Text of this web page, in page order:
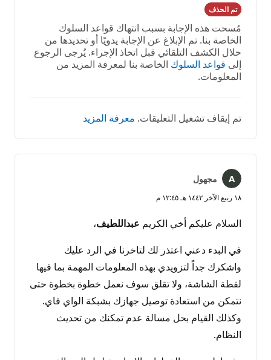
تم الحذف
مُسحت هذه الإجابة بسبب انتهاك قواعد السلوك
الخاصة بنا. تم الإبلاغ عن الإجابة يدويًا أو تحديدها من
خلال الكشف التلقائي قبل اتخاذ الإجراء. يُرجى الرجوع
إلى قواعد السلوك الخاصة بنا لمعرفة المزيد من
المعلومات.
تم إيقاف تشغيل التعليقات. معرفة المزيد
مجهول
١٨ ربيع الآخر ١٤٤٢ هـ ١٢:٤٥ م
السلام عليكم أخي الكريم عبداللطيف،
في البدء دعني اعتذر لك لتاخرنا في الرد عليك
واشكرك جداً لتزويدي بهذه المعلومات المهمة بما فيها
لقطة الشاشة، ولا تقلق سوف نعمل خطوة بخطوة حتى
نتمكن من استعادة توصيل جهازك بشبكة الواي فاي.
وكذلك القيام بحل مسالة عدم تمكنك من تحديث
النظام.